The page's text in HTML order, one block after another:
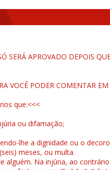
SERÁ APROVADO DEPOIS
VOCÊ PODER COMENTAR
que:<<<
ou difamação;
lhe a dignidade ou o
meses, ou multa.
alguém. Na injúria, ao